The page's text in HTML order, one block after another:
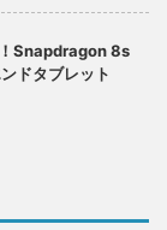
Snapdragon 8s
ドタブレット